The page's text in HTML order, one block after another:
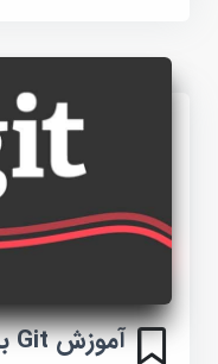
آموزش Git برای مبتدیان